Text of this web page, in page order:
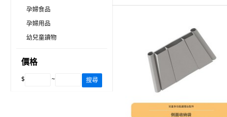
孕婦食品
孕婦用品
幼兒童讀物
價格
$ ~ 搜尋